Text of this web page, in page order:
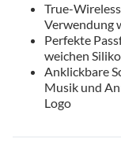
True-
Verwendung
Perfekte
weichen
Anklickbare
Musik und
Logo